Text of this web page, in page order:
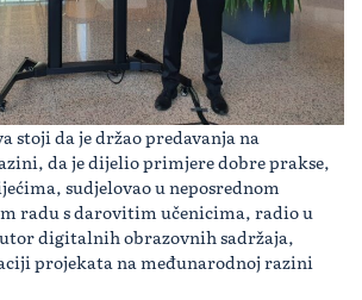
stoji da je držao predavanja na
da je dijelio primjere dobre prakse,
sudjelovao u neposrednom
radu s darovitim učenicima, radio u
digitalnih obrazovnih sadržaja,
projekata na međunarodnoj razini